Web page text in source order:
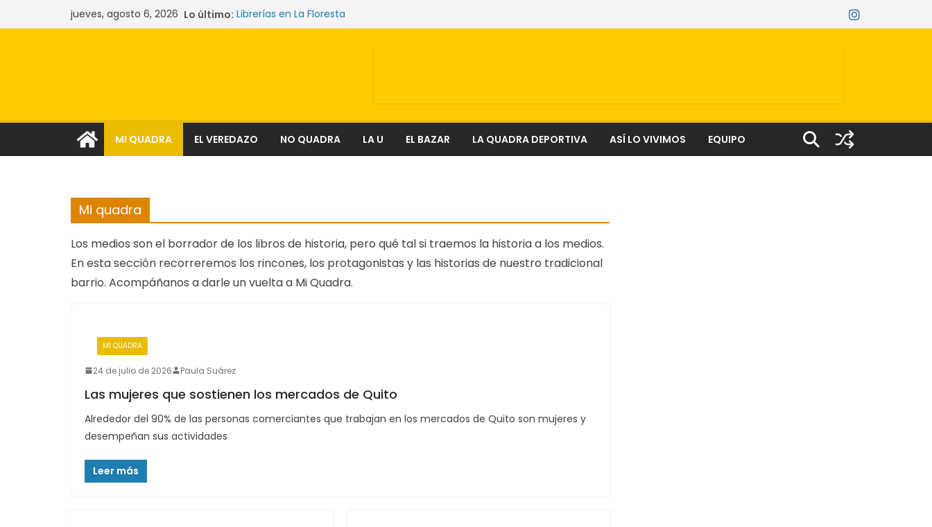
al
jueves, agosto 6, 2026 Lo último: Librerías en La Floresta
Las mujeres que sostienen los mercados de Quito
MI QUADRA EL VEREDAZO NO QUADRA LA U EL BAZAR LA QUADRA DEPORTIVA ASÍ LO VIVIMOS EQUIPO
Mi quadra
Los medios son el borrador de los libros de historia, pero qué tal si traemos la historia a los medios.
En esta sección recorreremos los rincones, los protagonistas y las historias de nuestro tradicional
barrio. Acompáñanos a darle un vuelta a Mi Quadra.
MI QUADRA
24 de julio de 2026 Paula Suárez
Las mujeres que sostienen los mercados de Quito
Alrededor del 90% de las personas comerciantes que trabajan en los mercados de Quito son mujeres y
desempeñan sus actividades
Leer más